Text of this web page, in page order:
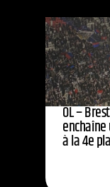
OL –
à la 4e